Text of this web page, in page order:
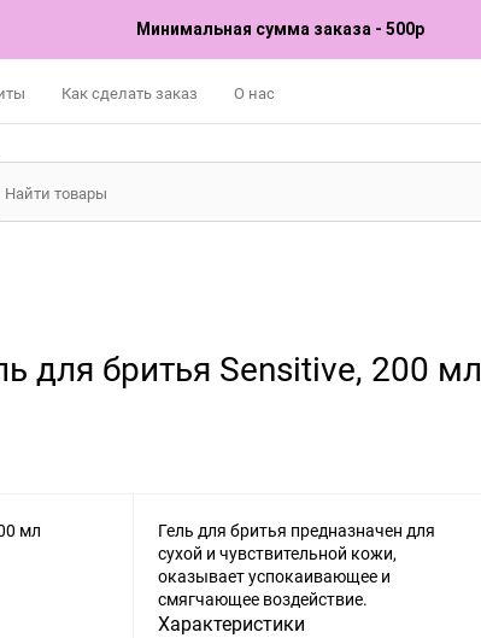
Минимальная сумма заказа - 500р
Как сделать заказ О нас
для бритья Sensitive, 200 мл
Гель для бритья предназначен для
сухой и чувствительной кожи,
оказывает успокаивающее и
смягчающее воздействие.
Характеристики